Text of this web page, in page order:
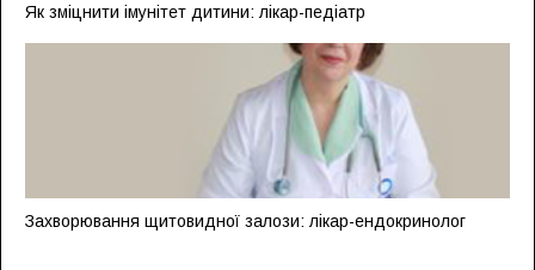
Як зміцнити імунітет дитини: лікар-педіатр
Захворювання щитовидної залози: лікар-ендокринолог